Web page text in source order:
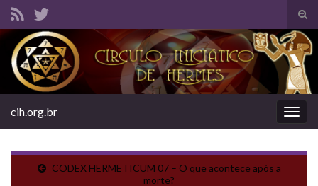
de
Search for:
cih.org.br
CODEX HERMETICUM 07 – O que acontece após a
morte?